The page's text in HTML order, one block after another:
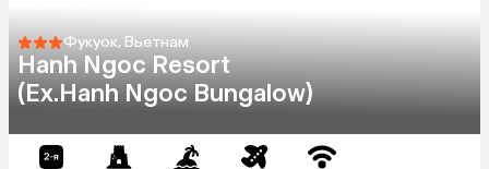
Фукуок, Вьетнам
Hanh Ngoc Resort
(Ex.Hanh Ngoc Bungalow)